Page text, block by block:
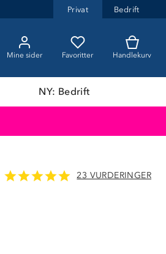
Privat Bedrift
Mine sider Favoritter Handlekurv
NY: Bedrift
23 VURDERINGER